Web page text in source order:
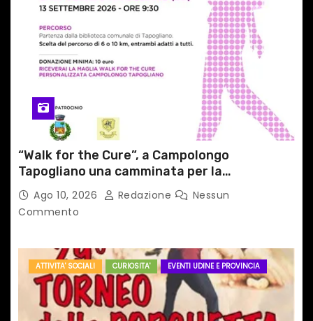
“Walk for the Cure”, a Campolongo
Tapogliano una camminata per la
prevenzione dei tumori del seno
Ago 10, 2026 Redazione
Nessun
Commento
ATTIVITA' SOCIALI CURIOSITA' EVENTI UDINE E PROVINCIA